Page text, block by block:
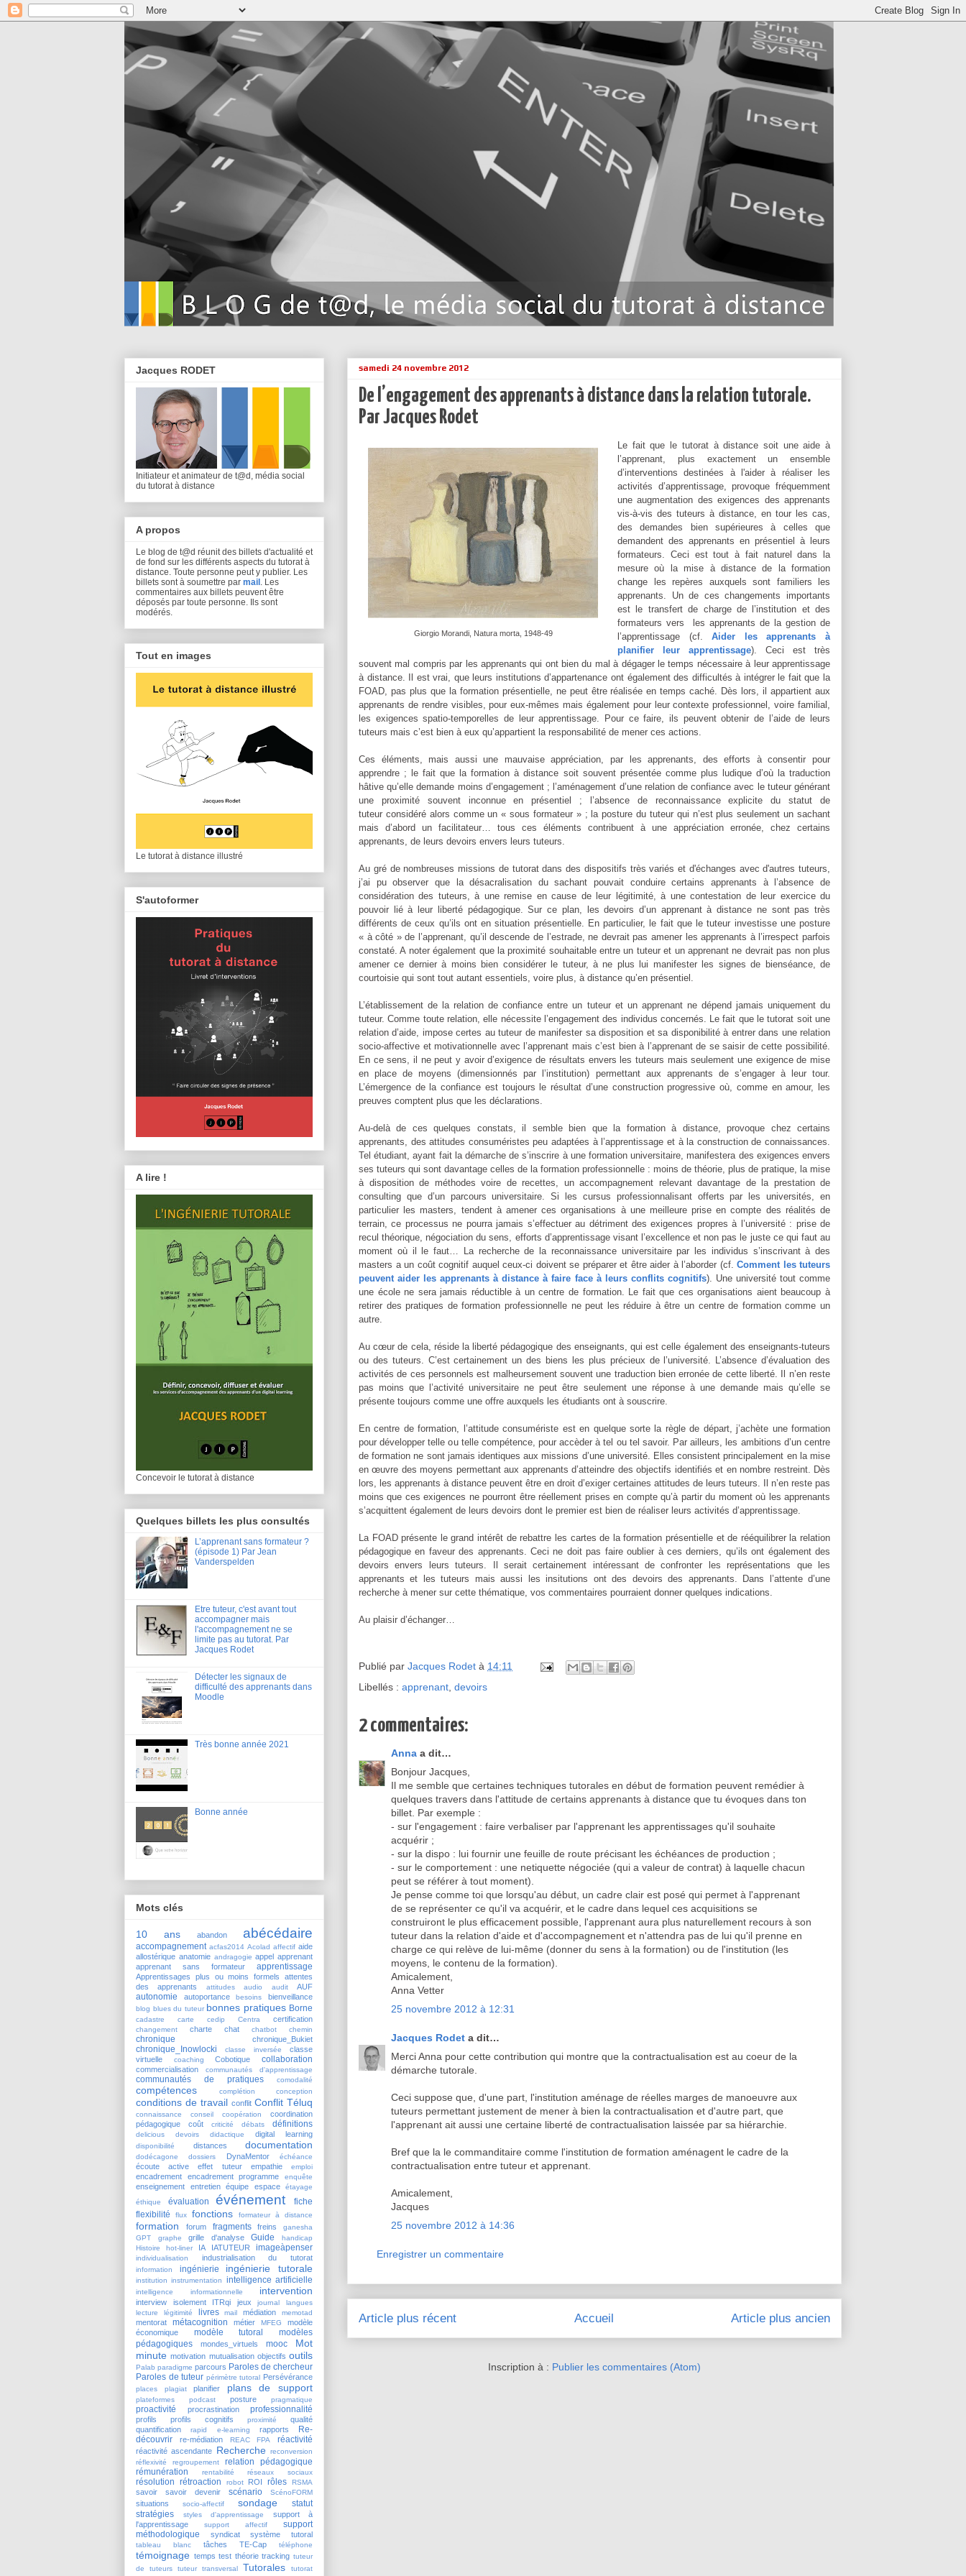
samedi 24 novembre 2012
De l’engagement des apprenants à distance dans la relation tutorale.
Par Jacques Rodet
Giorgio Morandi, Natura morta, 1948-49
Le fait que le tutorat à distance soit une aide à
l’apprenant, plus exactement un ensemble
d’interventions destinées à l'aider à réaliser les
activités d’apprentissage, provoque fréquemment
une augmentation des exigences des apprenants
vis-à-vis des tuteurs à distance, en tour les cas,
des demandes bien supérieures à celles que
demandent des apprenants en présentiel à leurs
formateurs. Ceci est tout à fait naturel dans la
mesure où la mise à distance de la formation
change les repères auxquels sont familiers les
apprenants. Un de ces changements importants
est le transfert de charge de l’institution et des
formateurs vers les apprenants de la gestion de
l’apprentissage (cf.Aider les apprenants à
planifier leur apprentissage). Ceci est très
souvent mal compris par les apprenants qui ont bien du mal à dégager le temps nécessaire à leur apprentissage
à distance. Il est vrai, que leurs institutions d’appartenance ont également des difficultés à intégrer le fait que la
FOAD, pas plus que la formation présentielle, ne peut être réalisée en temps caché. Dès lors, il appartient aux
apprenants de rendre visibles, pour eux-mêmes mais également pour leur contexte professionnel, voire familial,
les exigences spatio-temporelles de leur apprentissage. Pour ce faire, ils peuvent obtenir de l’aide de leurs
tuteurs mais c’est bien à eux qu’appartient la responsabilité de mener ces actions.
Ces éléments, mais aussi une mauvaise appréciation, par les apprenants, des efforts à consentir pour
apprendre ; le fait que la formation à distance soit souvent présentée comme plus ludique d’où la traduction
hâtive qu’elle demande moins d’engagement ; l’aménagement d’une relation de confiance avec le tuteur générant
une proximité souvent inconnue en présentiel ; l’absence de reconnaissance explicite du statut de
tuteur considéré alors comme un « sous formateur » ; la posture du tuteur qui n’est plus seulement un sachant
mais d’abord un facilitateur… tous ces éléments contribuent à une appréciation erronée, chez certains
apprenants, de leurs devoirs envers leurs tuteurs.
Au gré de nombreuses missions de tutorat dans des dispositifs très variés et d'échanges avec d'autres tuteurs,
j’ai pu observer que la désacralisation du sachant pouvait conduire certains apprenants à l’absence de
considération des tuteurs, à une remise en cause de leur légitimité, à une contestation de leur exercice du
pouvoir lié à leur liberté pédagogique. Sur ce plan, les devoirs d’un apprenant à distance ne sont pas très
différents de ceux qu’ils ont en situation présentielle. En particulier, le fait que le tuteur investisse une posture
« à côté » de l’apprenant, qu’il descende de l’estrade, ne devrait pas amener les apprenants à l’irrespect parfois
constaté. A noter également que la proximité souhaitable entre un tuteur et un apprenant ne devrait pas non plus
amener ce dernier à moins bien considérer le tuteur, à ne plus lui manifester les signes de bienséance, de
courtoisie qui sont tout autant essentiels, voire plus, à distance qu’en présentiel.
L’établissement de la relation de confiance entre un tuteur et un apprenant ne dépend jamais uniquement du
tuteur. Comme toute relation, elle nécessite l’engagement des individus concernés. Le fait que le tutorat soit une
relation d’aide, impose certes au tuteur de manifester sa disposition et sa disponibilité à entrer dans une relation
socio-affective et motivationnelle avec l’apprenant mais c’est bien à l’apprenant de se saisir de cette possibilité.
En ce sens, il ne peut y avoir d’exigence de résultats envers les tuteurs mais seulement une exigence de mise
en place de moyens (dimensionnés par l’institution) permettant aux apprenants de s’engager à leur tour.
L’émergence de la confiance est toujours le résultat d’une construction progressive où, comme en amour, les
preuves comptent plus que les déclarations.
Au-delà de ces quelques constats, il semble bien que la formation à distance, provoque chez certains
apprenants, des attitudes consuméristes peu adaptées à l’apprentissage et à la construction de connaissances.
Tel étudiant, ayant fait la démarche de s’inscrire à une formation universitaire, manifestera des exigences envers
ses tuteurs qui sont davantage celles de la formation professionnelle : moins de théorie, plus de pratique, la mise
à disposition de méthodes voire de recettes, un accompagnement relevant davantage de la prestation de
consulting que d’un parcours universitaire. Si les cursus professionnalisant offerts par les universités, en
particulier les masters, tendent à amener ces organisations à une meilleure prise en compte des réalités de
terrain, ce processus ne pourra jamais s’effectuer au détriment des exigences propres à l’université : prise de
recul théorique, négociation du sens, efforts d’apprentissage visant l’excellence et non pas le juste ce qui faut au
moment où il le faut… La recherche de la reconnaissance universitaire par les individus s’inscrivant à des
masters a un coût cognitif auquel ceux-ci doivent se préparer et être aider à l’aborder (cf. Comment les tuteurs
peuvent aider les apprenants à distance à faire face à leurs conflits cognitifs). Une université tout comme
une école ne sera jamais réductible à un centre de formation. Le fait que ces organisations aient beaucoup à
retirer des pratiques de formation professionnelle ne peut les réduire à être un centre de formation comme un
autre.
Au cœur de cela, réside la liberté pédagogique des enseignants, qui est celle également des enseignants-tuteurs
ou des tuteurs. C’est certainement un des biens les plus précieux de l’université. L’absence d’évaluation des
activités de ces personnels est malheursement souvent une traduction bien erronée de cette liberté. Il n’en reste
pas moins que l’activité universitaire ne peut être seulement une réponse à une demande mais qu’elle se
présente toujours comme une offre auxquels les étudiants ont à souscrire.
En centre de formation, l’attitude consumériste est en quelque sorte la règle de départ, j’achète une formation
pour développer telle ou telle compétence, pour accèder à tel ou tel savoir. Par ailleurs, les ambitions d’un centre
de formation ne sont jamais identiques aux missions d’une université. Elles consistent principalement en la mise
en œuvre des moyens permettant aux apprenants d’atteindre des objectifs identifiés et en nombre restreint. Dès
lors, les apprenants à distance peuvent être en droit d’exiger certaines attitudes de leurs tuteurs. Il n’en reste pas
moins que ces exigences ne pourront être réellement prises en compte qu’à partir du moment où les apprenants
s’acquittent également de leurs devoirs dont le premier est bien de réaliser leurs activités d’apprentissage.
La FOAD présente le grand intérêt de rebattre les cartes de la formation présentielle et de rééquilibrer la relation
pédagogique en faveur des apprenants. Ceci ne doit pas faire oublier à ces derniers, qu’ils ont également des
devoirs envers leurs tuteurs. Il serait certainement intéressant de confronter les représentations que les
apprenants et les tuteurs mais aussi les insitutions ont des devoirs des apprenants. Dans l’attente d’une
recherche à mener sur cette thématique, vos commentaires pourraient donner quelques indications.
Au plaisir d’échanger…
Publié par Jacques Rodet à 14:11
Libellés : apprenant devoirs
2 commentaires:
Anna a dit…
Bonjour Jacques,
Il me semble que certaines techniques tutorales en début de formation peuvent remédier à
quelques travers dans l'attitude de certains apprenants à distance que tu évoques dans ton
billet. Par exemple :
- sur l'engagement : faire verbaliser par l'apprenant les apprentissages qu'il souhaite
acquérir ;
- sur la dispo : lui fournir une feuille de route précisant les échéances de production ;
- sur le comportement : une netiquette négociée (qui a valeur de contrat) à laquelle chacun
peut se référer à tout moment).
Je pense comme toi que lorsqu'au début, un cadre clair est posé qui permet à l'apprenant
de se représenter ce qu'il va acquérir, et le cadre dans lequel ces acquisitions se
construiront le plus efficacement possible, l'apprenant aura plus naturellement recours à son
tuteur dans la relation d'aide et d'accompagnement et n'attendra pas de lui qu'il prenne en
charge ce qui relève de lui-même (donner du sens à la formation) ou de l'institution (les
moyens, le contenu de la formation).
Amicalement,
Anna Vetter
25 novembre 2012 à 12:31
Jacques Rodet a dit…
Merci Anna pour cette contribution qui montre que la contractualisation est au coeur de la
démarche tutorale.
Ceci suppose que, d'une part, l'institution aménage de réelles marges de manoeuvre aux
tuteurs permettant justement de mener à bien la contractualisation et d'autre part, que
l'apprenant ait aussi une certaine liberté de contractualisation laissée par sa hiérarchie.
Bref que la le commanditaire comme l'institution de formation aménagent le cadre de la
contractualisation entre tuteur et apprenant.
Amicalement,
Jacques
25 novembre 2012 à 14:36
Enregistrer un commentaire
Article plus récent Article plus ancien
Accueil
Inscription à : Publier les commentaires (Atom)
Jacques RODET
Initiateur et animateur de t@d, média social
du tutorat à distance
A propos
Le blog de t@d réunit des billets d'actualité et
de fond sur les différents aspects du tutorat à
distance. Toute personne peut y publier. Les
billets sont à soumettre par mail . Les
commentaires aux billets peuvent être
déposés par toute personne. Ils sont
modérés.
Tout en images
Le tutorat à distance illustré
S'autoformer
A lire !
Concevoir le tutorat à distance
Quelques billets les plus consultés
L’apprenant sans formateur ?
(épisode 1) Par Jean
Vanderspelden
Etre tuteur, c'est avant tout
accompagner mais
l'accompagnement ne se
limite pas au tutorat. Par
Jacques Rodet
Détecter les signaux de
difficulté des apprenants dans
Moodle
Très bonne année 2021
Bonne année
Mots clés
10 ans abandon abécédaire
accompagnement acfas2014 Acolad affectif aide
allostérique anatomie andragogie appel apprenant
apprenant sans formateur
apprentissage
Apprentissages plus ou moins formels
attentes
des apprenants
attitudes audio audit AUF
autonomie autoportance besoins bienveillance
blog blues du tuteur bonnes pratiques Borne
cadastre carte cedip Centra certification
changement charte chat chatbot chemin
chronique chronique_Bukiet
chronique_Inowlocki classe inversée
classe
virtuelle
coaching Cobotique collaboration
commercialisation communautés d'apprentissage
communautés de pratiques comodalité
compétences complétion conception
conditions de travail conflit Conflit Téluq
connaissance conseil coopération
coordination
pédagogique
coût criticité débats définitions
delicious devoirs didactique digital learning
disponibilité distances documentation
dodécagone dossiers DynaMentor échéance
écoute active effet tuteur empathie emploi
encadrement encadrement programme enquête
enseignement entretien équipe espace
étayage
éthique
évaluation événement
fiche
flexibilité
flux fonctions formateur à distance
formation forum fragments freins
ganesha
GPT
graphe grille d'analyse Guide
handicap
Histoire
hot-liner IA IATUTEUR imageàpenser
individualisation industrialisation du tutorat
information ingénierie ingénierie tutorale
institution instrumentation intelligence artificielle
intelligence informationnelle intervention
interview isolement ITRqi jeux journal
langues
lecture
légitimité livres mail médiation memotad
mentorat métacognition métier MFEG
modèle
économique
modèle tutoral
modèles
pédagogiques
mondes_virtuels mooc
Mot
minute motivation mutualisation objectifs outils
Palab paradigme parcours Paroles de chercheur
Paroles de tuteur périmètre tutoral Persévérance
places plagiat planifier plans de support
plateformes podcast posture pragmatique
proactivité procrastination professionnalité
profils profils cognitifs proximité
qualité
quantification
rapid e-learning rapports
Re-
découvrir
re-médiation REAC FPA réactivité
réactivité ascendante Recherche reconversion
réflexivité
regroupement
relation pédagogique
rémunération
rentabilité réseaux sociaux
résolution rétroaction robot ROI rôles RSMA
savoir savoir devenir scénario ScénoFORM
situations socio-affectif sondage
statut
stratégies
styles d'apprentissage
support à
l'apprentissage
support affectif
support
méthodologique
syndicat système tutoral
tableau blanc tâches TE-Cap téléphone
témoignage temps test théorie tracking tuteur
de tuteurs
tuteur transversal Tutorales
tutorat